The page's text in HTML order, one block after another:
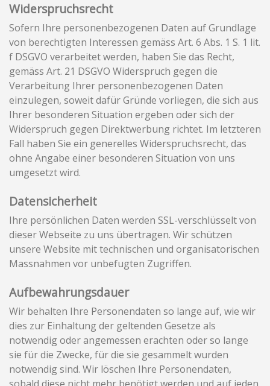
Widerspruchsrecht
Sofern Ihre personenbezogenen Daten auf Grundlage
von berechtigten Interessen gemäss Art. 6 Abs. 1 S. 1 lit.
f DSGVO verarbeitet werden, haben Sie das Recht,
gemäss Art. 21 DSGVO Widerspruch gegen die
Verarbeitung Ihrer personenbezogenen Daten
einzulegen, soweit dafür Gründe vorliegen, die sich aus
Ihrer besonderen Situation ergeben oder sich der
Widerspruch gegen Direktwerbung richtet. Im letzteren
Fall haben Sie ein generelles Widerspruchsrecht, das
ohne Angabe einer besonderen Situation von uns
umgesetzt wird.
Datensicherheit
Ihre persönlichen Daten werden SSL-verschlüsselt von
dieser Webseite zu uns übertragen. Wir schützen
unsere Website mit technischen und organisatorischen
Massnahmen vor unbefugten Zugriffen.
Aufbewahrungsdauer
Wir behalten Ihre Personendaten so lange auf, wie wir
dies zur Einhaltung der geltenden Gesetze als
notwendig oder angemessen erachten oder so lange
sie für die Zwecke, für die sie gesammelt wurden
notwendig sind. Wir löschen Ihre Personendaten,